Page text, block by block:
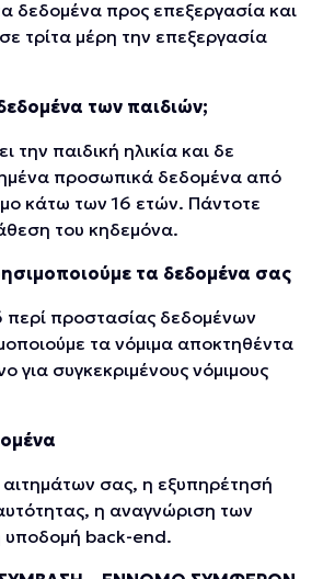
δεδομένα προς επεξεργασία και
τρίτα μέρη την επεξεργασία
των παιδιών;
την παιδική ηλικία και δε
προσωπικά δεδομένα από
κάτω των 16 ετών. Πάντοτε
του κηδεμόνα.
τα δεδομένα σας
προστασίας δεδομένων
τα νόμιμα αποκτηθέντα
για συγκεκριμένους νόμιμους
αιτημάτων σας, η εξυπηρέτησή
η αναγνώριση των
υποδομή back-end.